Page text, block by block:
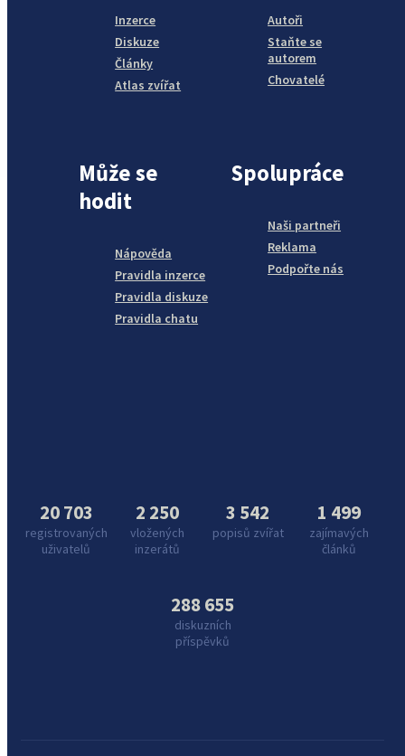
Inzerce
Diskuze
Články
Atlas zvířat
Autoři
Staňte se
autorem
Chovatelé
Může se
hodit
Nápověda
Pravidla inzerce
Pravidla diskuze
Pravidla chatu
Spolupráce
Naši partneři
Reklama
Podpořte nás
20 703
registrovaných
uživatelů
2 250
vložených
inzerátů
3 542
popisů zvířat
1 499
zajímavých
článků
288 655
diskuzních
příspěvků